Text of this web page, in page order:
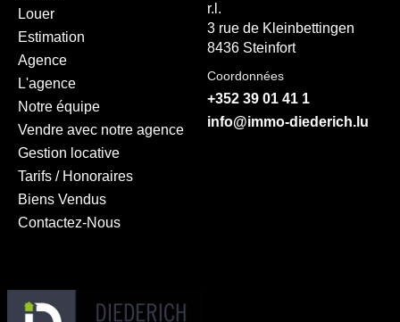
Louer
Estimation
Agence
L'agence
Notre équipe
Vendre avec notre agence
Gestion locative
Tarifs / Honoraires
Biens Vendus
Contactez-Nous
r.l.
3 rue de Kleinbettingen
8436 Steinfort
Coordonnées
+352 39 01 41 1
info@immo-diederich.lu